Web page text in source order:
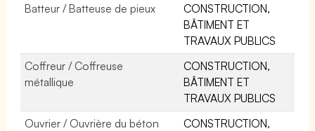
Batteur / Batteuse de pieux
CONSTRUCTION,
BÂTIMENT ET
TRAVAUX PUBLICS
Coffreur / Coffreuse
métallique
CONSTRUCTION,
BÂTIMENT ET
TRAVAUX PUBLICS
Ouvrier / Ouvrière du béton
CONSTRUCTION,